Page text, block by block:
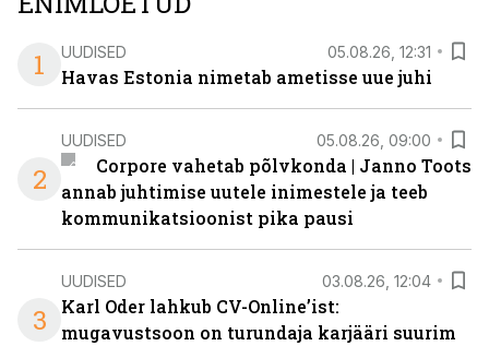
1
UUDISED 05.08.26, 12:31
Havas Estonia nimetab ametisse uue juhi
2
UUDISED 05.08.26, 09:00
Corpore vahetab põlvkonda | Janno Toots
annab juhtimise uutele inimestele ja teeb
kommunikatsioonist pika pausi
3
UUDISED 03.08.26, 12:04
Karl Oder lahkub CV-Online’ist:
mugavustsoon on turundaja karjääri suurim